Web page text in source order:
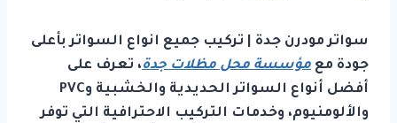
سواتر مودرن جدة | تركيب جميع انواع السواتر بأعلى
جودة مع مؤسسة محل مظلات جدة، تعرف على
أفضل أنواع السواتر الحديدية والخشبية وPVC
والألومنيوم، وخدمات التركيب الاحترافية التي توفر